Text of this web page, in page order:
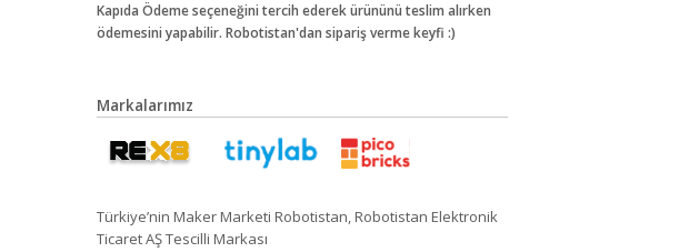
Kapıda Ödeme seçeneğini tercih ederek ürününü teslim alırken
ödemesini yapabilir. Robotistan'dan sipariş verme keyfi :)
Markalarımız
Türkiye’nin Maker Marketi Robotistan, Robotistan Elektronik
Ticaret AŞ Tescilli Markası